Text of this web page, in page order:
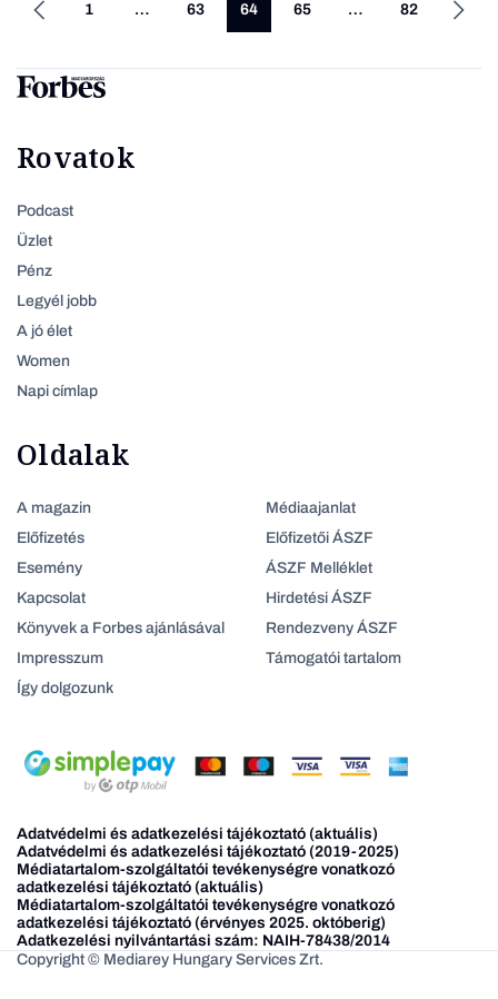
1 … 63 64 65 … 82
Rovatok
Podcast
Üzlet
Pénz
Legyél jobb
A jó élet
Women
Napi címlap
Oldalak
A magazin
Előfizetés
Esemény
Kapcsolat
Könyvek a Forbes ajánlásával
Impresszum
Így dolgozunk
Médiaajanlat
Előfizetői ÁSZF
ÁSZF Melléklet
Hirdetési ÁSZF
Rendezveny ÁSZF
Támogatói tartalom
Adatvédelmi és adatkezelési tájékoztató (aktuális)
Adatvédelmi és adatkezelési tájékoztató (2019-2025)
Médiatartalom-szolgáltatói tevékenységre vonatkozó
adatkezelési tájékoztató (aktuális)
Médiatartalom-szolgáltatói tevékenységre vonatkozó
adatkezelési tájékoztató (érvényes 2025. októberig)
Adatkezelési nyilvántartási szám: NAIH-78438/2014
Copyright © Mediarey Hungary Services Zrt.